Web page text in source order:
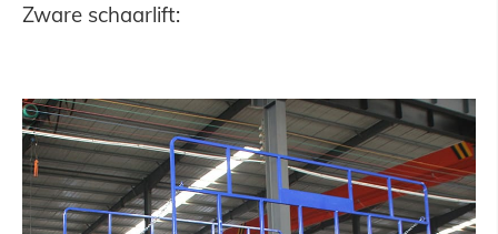
Zware schaarlift: